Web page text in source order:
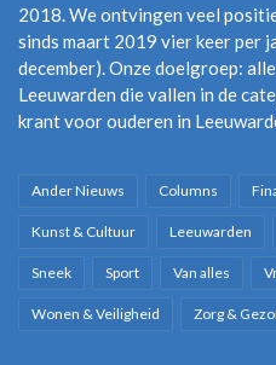
2018. We ontvingen veel
sinds maart 2019 vier keer per
december). Onze doelgroep:
Leeuwarden die vallen in de
krant voor ouderen in
Ander Nieuws Columns
Kunst & Cultuur Leeuwarden
Sneek Sport Van alles
Wonen & Veiligheid Zorg &